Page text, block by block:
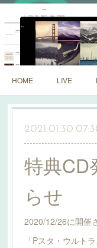
HOME LIVE
2021.01.30
特典CD
らせ
2020/12/26に開催
「Pスタ・ウルト